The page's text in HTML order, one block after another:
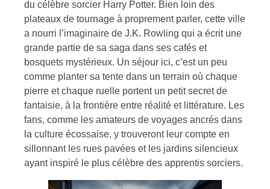
du célèbre sorcier Harry Potter. Bien loin des
plateaux de tournage à proprement parler, cette ville
a nourri l’imaginaire de J.K. Rowling qui a écrit une
grande partie de sa saga dans ses cafés et
bosquets mystérieux. Un séjour ici, c’est un peu
comme planter sa tente dans un terrain où chaque
pierre et chaque ruelle portent un petit secret de
fantaisie, à la frontière entre réalité et littérature. Les
fans, comme les amateurs de voyages ancrés dans
la culture écossaise, y trouveront leur compte en
sillonnant les rues pavées et les jardins silencieux
ayant inspiré le plus célèbre des apprentis sorciers.